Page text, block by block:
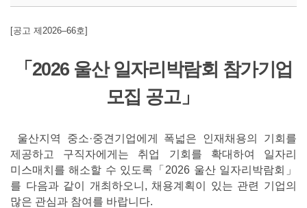
[공고 제 2026–66호]
「2026 울산 일자리박람회 참가기업
모집 공고」
울산지역 중소·중견기업에게 폭넓은 인재채용의 기회를
제공하고 구직자에게는 취업 기회를 확대하여 일자리
미스매치를 해소할 수 있도록「2026 울산 일자리박람회
​」
를 다음과 같이 개최하오니, 채용계획이 있는 관련 기업의
많은 관심과 참여를 바랍니다.